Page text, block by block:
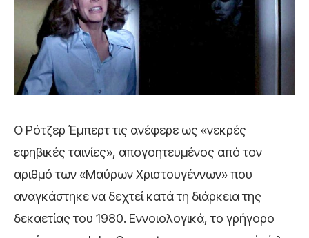
Ο Ρότζερ Έμπερτ τις ανέφερε ως «νεκρές
εφηβικές ταινίες», απογοητευμένος από τον
αριθμό των «Μαύρων Χριστουγέννων» που
αναγκάστηκε να δεχτεί κατά τη διάρκεια της
δεκαετίας του 1980. Εννοιολογικά, το γρήγορο